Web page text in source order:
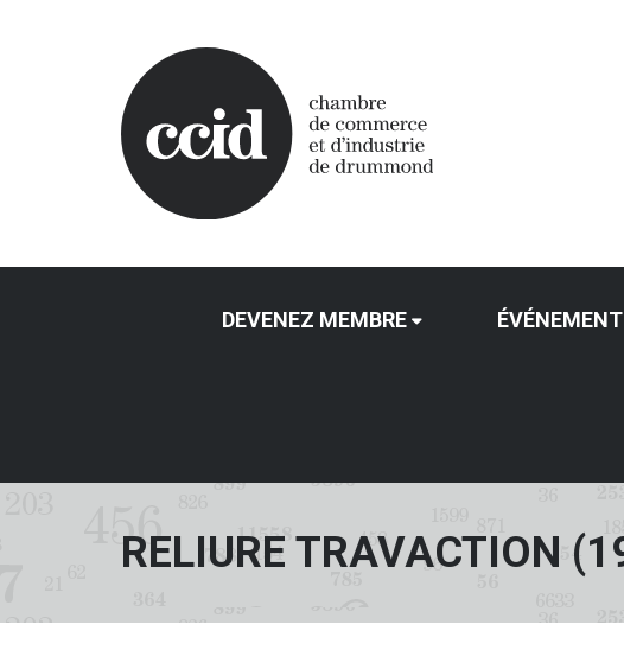
DEVENEZ MEMBRE
RELIURE TRAVACTION